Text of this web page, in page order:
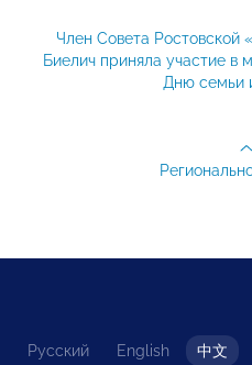
Член Совета
Биелич приняла участие в
Дню семьи
Русский English 中文